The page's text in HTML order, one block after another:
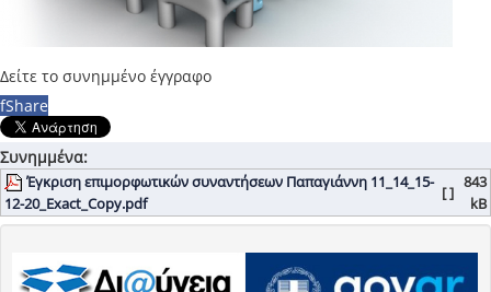
Δείτε το συνημμένο έγγραφο
fShare
Συνημμένα:
Έγκριση επιμορφωτικών συναντήσεων Παπαγιάννη 11_14_15-
12-20_Exact_Copy.pdf
[ ]
843
kB